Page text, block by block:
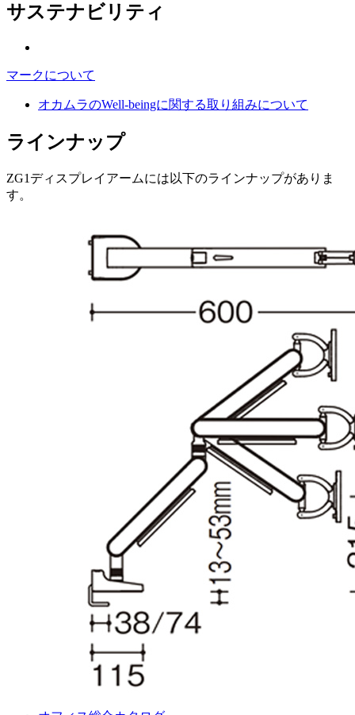
サステナビリティ
マークについて
オカムラのWell-beingに関する取り組みについて
ラインナップ
ZG1ディスプレイアームには以下のラインナップがありま
す。